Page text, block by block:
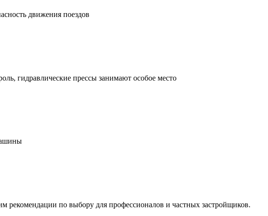
движения поездов
гидравлические прессы занимают особое место
рекомендации по выбору для профессионалов и частных застройщиков.